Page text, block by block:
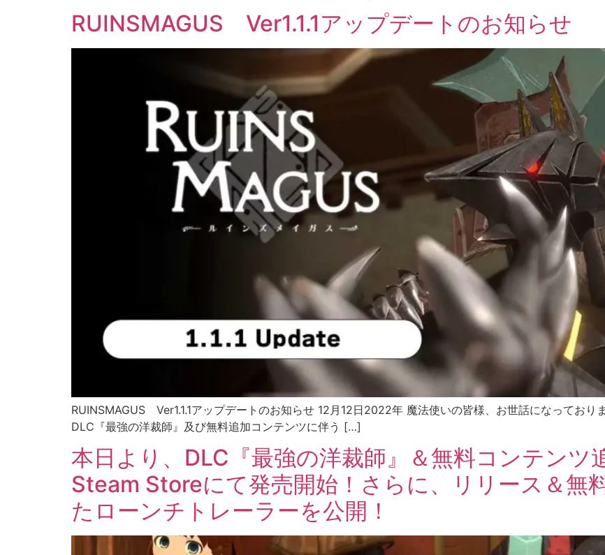
RUINSMAGUS Ver1.1.1アップデートのお知らせ
RUINSMAGUS Ver1.1.1アップデートのお知らせ 12月12日2022年 魔法使いの皆様、お世話になっており
DLC『最強の洋裁師』及び無料追加コンテンツに伴う […]
本日より、DLC『最強の洋裁師』＆無料コンテン
Steam Storeにて発売開始！さらに、リリース＆無
たローンチトレーラーを公開！